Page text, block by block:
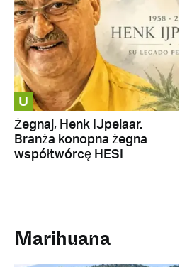
U
Żegnaj, Henk IJpelaar.
Branża konopna żegna
współtwórcę HESI
Marihuana